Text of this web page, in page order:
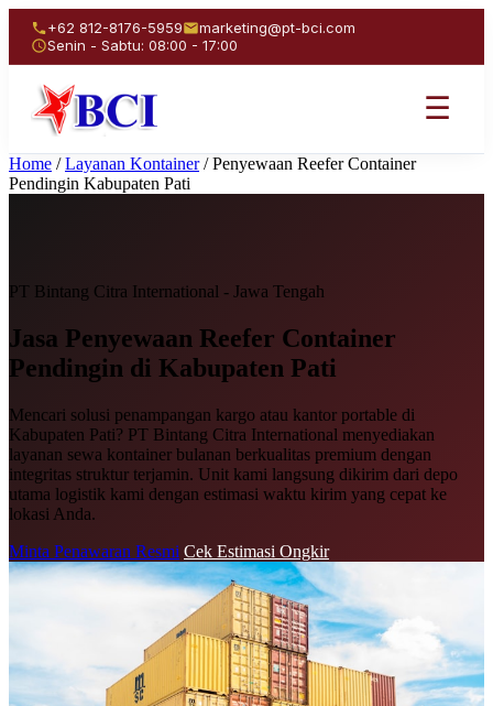
+62 812-8176-5959
marketing@pt-bci.com
Senin - Sabtu: 08:00 - 17:00
☰
Home / Layanan Kontainer / Penyewaan Reefer Container
Pendingin Kabupaten Pati
PT Bintang Citra International - Jawa Tengah
Jasa Penyewaan Reefer Container
Pendingin di Kabupaten Pati
Mencari solusi penampangan kargo atau kantor portable di
Kabupaten Pati? PT Bintang Citra International menyediakan
layanan sewa kontainer bulanan berkualitas premium dengan
integritas struktur terjamin. Unit kami langsung dikirim dari depo
utama logistik kami dengan estimasi waktu kirim yang cepat ke
lokasi Anda.
Minta Penawaran Resmi Cek Estimasi Ongkir